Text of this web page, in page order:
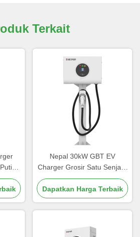
Terkait
Nepal 30kW GBT EV
Charger Grosir Satu Senjata
5 Meter OCPP Penggunaan
Komersial Stasiun Pengisian
Kathmandu
Dapatkan Harga Terbaik